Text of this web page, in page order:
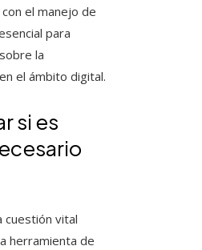
el manejo de
para
la
el ámbito digital.
si es
cuestión vital
herramienta de